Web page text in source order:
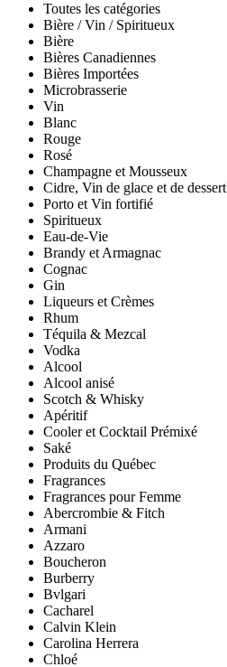
Toutes les catégories
Bière / Vin / Spiritueux
Bière
Bières Canadiennes
Bières Importées
Microbrasserie
Vin
Blanc
Rouge
Rosé
Champagne et Mousseux
Cidre, Vin de glace et de dessert
Porto et Vin fortifié
Spiritueux
Eau-de-Vie
Brandy et Armagnac
Cognac
Gin
Liqueurs et Crèmes
Rhum
Téquila & Mezcal
Vodka
Alcool
Alcool anisé
Scotch & Whisky
Apéritif
Cooler et Cocktail Prémixé
Saké
Produits du Québec
Fragrances
Fragrances pour Femme
Abercrombie & Fitch
Armani
Azzaro
Boucheron
Burberry
Bvlgari
Cacharel
Calvin Klein
Carolina Herrera
Chloé